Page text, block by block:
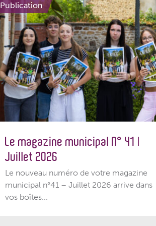
Publication
Le magazine municipal N° 41 |
Juillet 2026
Le nouveau numéro de votre magazine
municipal n°41 – Juillet 2026 arrive dans
vos boîtes...